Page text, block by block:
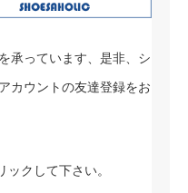
承っています、是非、シ
カウントの友達登録をお
クして下さい。